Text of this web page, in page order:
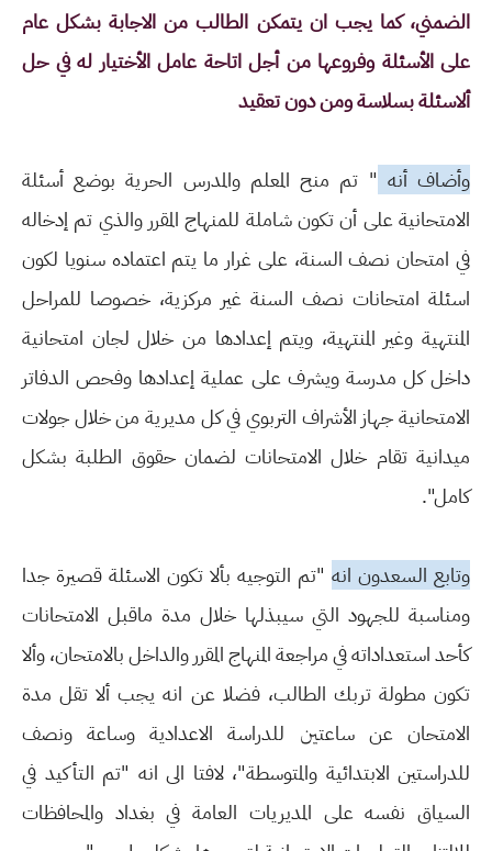
اﻟﻀﻤﻨﻲ، ﻛﻤﺎ ﻳﺠﺐ ان ﻳﺘﻤﻜﻦ اﻟﻄﺎﻟﺐ ﻣﻦ اﻻﺟﺎﺑﺔ ﺑﺸﻜﻞ ﻋﺎم
ﻋﻠﻰ الأﺳﺌﻠﺔ وﻓﺮوﻋﻬﺎ ﻣﻦ أﺟﻞ اﺗﺎﺣﺔ ﻋﺎﻣﻞ الأﺧﺘﻴﺎر ﻟﻪ ﻓﻲ ﺣﻞ
ألاﺳﺌﻠﺔ ﺑﺴﻼﺳﺔ وﻣﻦ دون ﺗﻌﻘﻴﺪ
وأضاف أنه " ﺗﻢ ﻣﻨﺢ المعلم والمدرس اﻟﺤﺮﻳﺔ ﺑﻮﺿﻊ أﺳﺌﻠﺔ
اﻻﻣﺘﺤﺎﻧﻴﺔ ﻋﻠﻰ أن ﺗﻜﻮن ﺷﺎﻣﻠﺔ ﻟﻠﻤﻨﻬﺎج المقرر واﻟﺬي ﺗﻢ إدﺧﺎﻟﻪ
ﻓﻲ اﻣﺘﺤﺎن ﻧﺼﻒ اﻟﺴﻨﺔ، ﻋﻠﻰ ﻏﺮار ﻣﺎ ﻳﺘﻢ اﻋﺘﻤﺎده ﺳﻨﻮﻳﺎ ﻟﻜﻮن
اﺳﺌﻠﺔ اﻣﺘﺤﺎﻧﺎت ﻧﺼﻒ اﻟﺴﻨﺔ ﻏﻴﺮ ﻣﺮﻛﺰﻳﺔ، ﺧﺼﻮﺻﺎ ﻟﻠﻤﺮاﺣﻞ
المنتهية وﻏﻴﺮ المنتهية، وﻳﺘﻢ إﻋﺪادﻫﺎ ﻣﻦ ﺧﻼل ﻟﺠﺎن اﻣﺘﺤﺎﻧﻴﺔ
داﺧﻞ ﻛﻞ ﻣﺪرﺳﺔ وﻳﺸﺮف ﻋﻠﻰ ﻋﻤﻠﻴﺔ إﻋﺪادﻫﺎ وﻓﺤﺺ اﻟﺪﻓﺎﺗﺮ
اﻻﻣﺘﺤﺎﻧﻴﺔ ﺟﻬﺎز الأﺷﺮاف اﻟﺘﺮﺑﻮي ﻓﻲ ﻛﻞ ﻣﺪﻳﺮﻳﺔ ﻣﻦ ﺧﻼل ﺟﻮﻻت
ﻣﻴﺪاﻧﻴﺔ ﺗﻘﺎم ﺧﻼل اﻻﻣﺘﺤﺎﻧﺎت ﻟﻀﻤﺎن ﺣﻘﻮق اﻟﻄﻠﺒﺔ ﺑﺸﻜﻞ
ﻛﺎﻣﻞ".
وتابع اﻟﺴﻌﺪون اﻧﻪ "ﺗﻢ اﻟﺘﻮﺟﻴﻪ ﺑﺄﻻ ﺗﻜﻮن اﻻﺳﺌﻠﺔ ﻗﺼﻴﺮة ﺟﺪا
وﻣﻨﺎﺳﺒﺔ ﻟﻠﺠﻬﻮد اﻟﺘﻲ ﺳﻴﺒﺬﻟﻬﺎ ﺧﻼل ﻣﺪة ﻣﺎﻗﺒﻞ اﻻﻣﺘﺤﺎﻧﺎت
ﻛﺄﺣﺪ اﺳﺘﻌﺪاداﺗﻪ ﻓﻲ ﻣﺮاﺟﻌﺔ المنهاج المقرر واﻟﺪاﺧﻞ ﺑﺎﻻﻣﺘﺤﺎن، وأﻻ
ﺗﻜﻮن ﻣﻄﻮﻟﺔ ﺗﺮﺑﻚ اﻟﻄﺎﻟﺐ، ﻓﻀﻼ ﻋﻦ اﻧﻪ ﻳﺠﺐ أﻻ ﺗﻘﻞ ﻣﺪة
اﻻﻣﺘﺤﺎن ﻋﻦ ﺳﺎﻋﺘﲔ ﻟﻠﺪراﺳﺔ اﻻﻋﺪادﻳﺔ وﺳﺎﻋﺔ وﻧﺼﻒ
للدراستين اﻻﺑﺘﺪاﺋﻴﺔ والمتوسطة"، لافتا الى انه "ﺗﻢ اﻟﺘﺄﻛﻴﺪ ﻓﻲ
اﻟﺴﻴﺎق ﻧﻔﺴﻪ ﻋﻠﻰ المديريات اﻟﻌﺎﻣﺔ ﻓﻲ ﺑﻐﺪاد والمحافظات